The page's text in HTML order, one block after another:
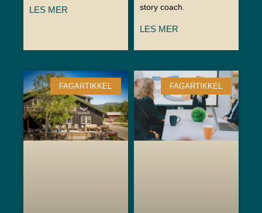
LES MER
story coach.
LES MER
FAGARTIKKEL FAGARTIKKEL